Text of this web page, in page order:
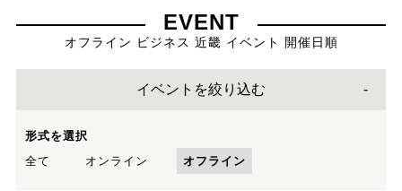
EVENT
オフライン ビジネス 近畿 イベント 開催日順
イベントを絞り込む
形式を選択
全て
オンライン オフライン